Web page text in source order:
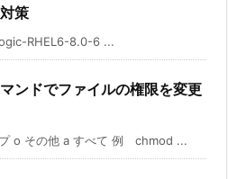
策
RHEL6-8.0-6 ...
ンドでファイルの権限を変更
o その他 a すべて 例 chmod ...